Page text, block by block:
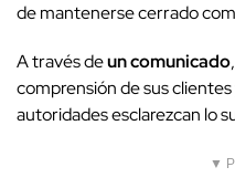
de mantenerse cerrado
A través deun comunicado
comprensión de sus
autoridades esclarezcan lo
▼